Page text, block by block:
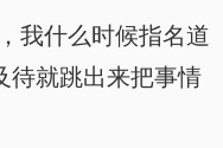
我什么时候指名道
待就跳出来把事情